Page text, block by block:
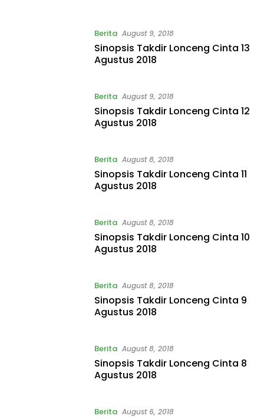
Berita August 9, 2018
Sinopsis Takdir Lonceng Cinta 13
Agustus 2018
Berita August 9, 2018
Sinopsis Takdir Lonceng Cinta 12
Agustus 2018
Berita August 8, 2018
Sinopsis Takdir Lonceng Cinta 11
Agustus 2018
Berita August 8, 2018
Sinopsis Takdir Lonceng Cinta 10
Agustus 2018
Berita August 8, 2018
Sinopsis Takdir Lonceng Cinta 9
Agustus 2018
Berita August 8, 2018
Sinopsis Takdir Lonceng Cinta 8
Agustus 2018
Berita August 6, 2018